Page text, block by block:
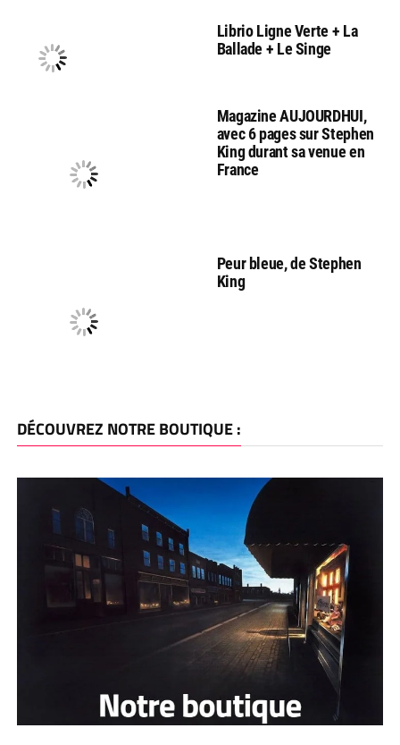
Librio Ligne Verte + La
Ballade + Le Singe
Magazine AUJOURDHUI,
avec 6 pages sur Stephen
King durant sa venue en
France
Peur bleue, de Stephen
King
DÉCOUVREZ NOTRE BOUTIQUE :